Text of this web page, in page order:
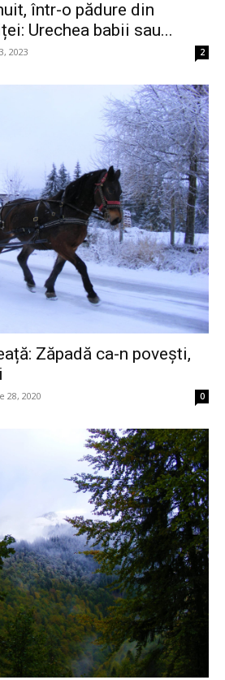
într-o pădure din
Urechea babii sau...
2023 2
Zăpadă ca-n povești,
28, 2020 0